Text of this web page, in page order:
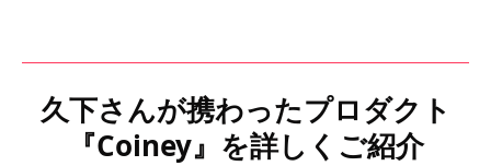
久下さんが携わったプロダクト
『Coiney』を詳しくご紹介